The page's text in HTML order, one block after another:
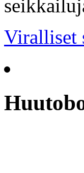
Viralliset